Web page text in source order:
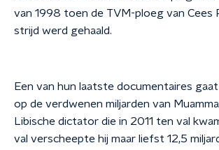
van 1998 toen de TVM-ploeg van Cees
strijd werd gehaald.
Een van hun laatste documentaires
op de verdwenen miljarden van
Libische dictator die in 2011 ten val
val verscheepte hij maar liefst 12,5